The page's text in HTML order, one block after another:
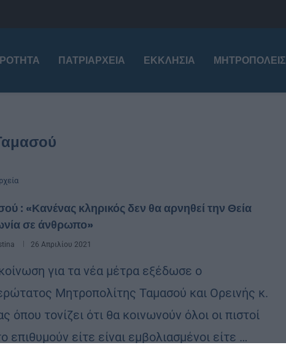
ΠΑΤΡΙΑΡΧΕΊΑ ΕΚΚΛΗΣΊΑ ΜΗΤΡΟΠΌΛΕΙΣ
: «Κανένας κληρικός δεν θα αρνηθεί την Θεία
σε άνθρωπο»
26 Απριλίου 2021
για τα νέα μέτρα εξέδωσε ο
Μητροπολίτης Ταμασού και Ορεινής κ.
όπου τονίζει ότι θα κοινωνούν όλοι οι πιστοί
επιθυμούν είτε είναι εμβολιασμένοι είτε …